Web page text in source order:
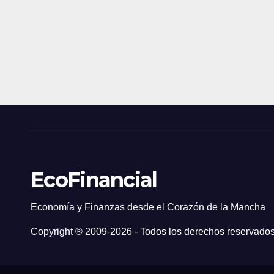
EcoFinancial
Economía y Finanzas desde el Corazón de la Mancha
Copyright ® 2009-2026 - Todos los derechos